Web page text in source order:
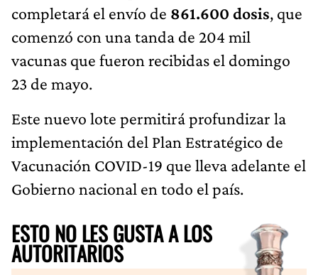
completará el envío de 861.600 dosis, que
comenzó con una tanda de 204 mil
vacunas que fueron recibidas el domingo
23 de mayo.
Este nuevo lote permitirá profundizar la
implementación del Plan Estratégico de
Vacunación COVID-19 que lleva adelante el
Gobierno nacional en todo el país.
ESTO NO LES GUSTA A LOS
AUTORITARIOS